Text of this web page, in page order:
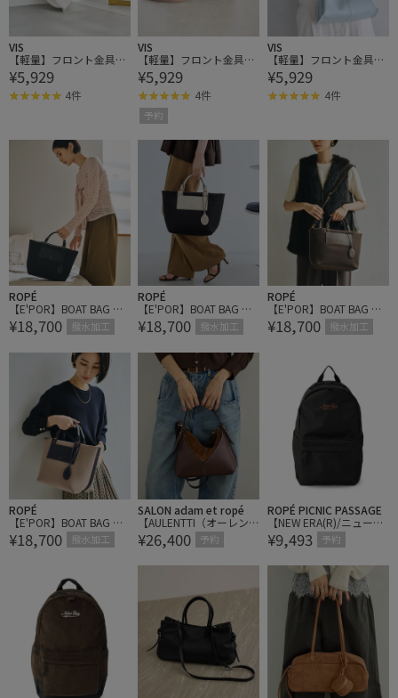
VIS
【軽量】フロント金具エ
アリーソフトミニショル
ダーバッグ
¥5,929
4件
VIS
【軽量】フロント金具エ
アリーソフトミニショル
ダーバッグ
¥5,929
4件
予約
VIS
【軽量】フロント金具エ
アリーソフトミニショル
ダーバッグ
¥5,929
4件
ROPÉ
【E'POR】BOAT BAG Me
dium/撥水・軽量・一部
WEB限定カラー・26AW
新色
¥18,700 撥水加工
ROPÉ
【E'POR】BOAT BAG Me
dium/撥水・軽量・一部
WEB限定カラー・26AW
新色
¥18,700 撥水加工
ROPÉ
【E'POR】BOAT BAG Me
dium/撥水・軽量・一部
WEB限定カラー・26AW
¥18,700 撥水加工
ROPÉ
【E'POR】BOAT BAG Me
dium/撥水・軽量・一部
WEB限定カラー・26AW
¥18,700 撥水加工
SALON adam et ropé
【AULENTTI（オーレン
ティ）】ショルダーバッ
¥26,400 予約
ROPÉ PICNIC PASSAGE
【NEW ERA(R)/ニューエ
ラ別注】LIGHT PACK 27L
¥9,493 予約